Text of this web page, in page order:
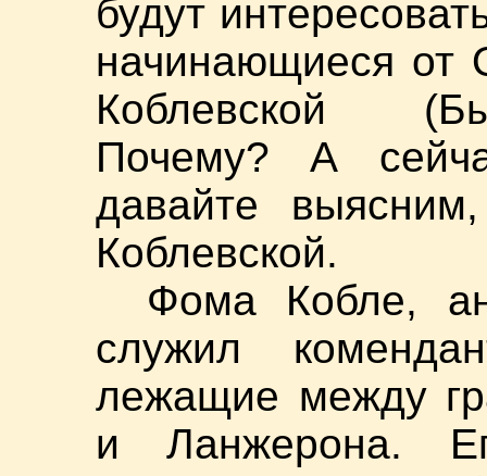
будут
начинающиеся от
Коблевской
Почему? А
давайте
Коблевской.
Фома Кобле,
служил
лежащие между
и Ланжерона.